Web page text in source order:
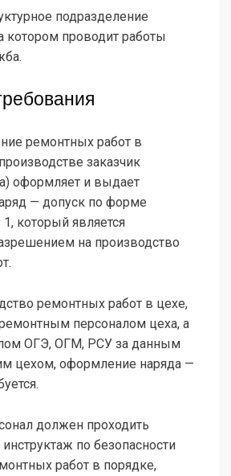
подразделение
котором проводит работы
ремонтных работ в
заказчик
оформляет и выдает
— допуск по форме
который является
на производство
ремонтных работ в цехе,
персоналом цеха, а
ОГЭ, ОГМ, РСУ за данным
цехом, оформление наряда —
должен проходить
по безопасности
работ в порядке,